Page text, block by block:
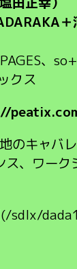
＋
、
クス
キャバ
、ワー
sdlx/